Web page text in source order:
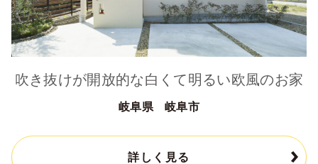
吹き抜けが開放的な白くて明るい欧風のお家
岐阜県 岐阜市
詳しく見る